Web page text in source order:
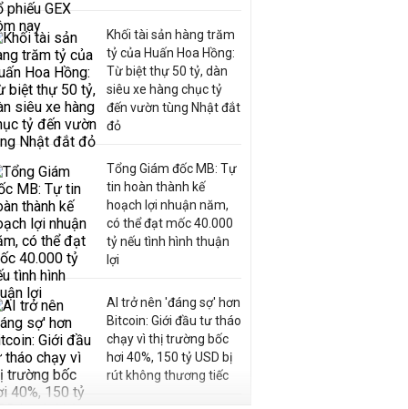
Khối tài sản hàng trăm
tỷ của Huấn Hoa Hồng:
Từ biệt thự 50 tỷ, dàn
siêu xe hàng chục tỷ
đến vườn tùng Nhật đắt
đỏ
Tổng Giám đốc MB: Tự
tin hoàn thành kế
hoạch lợi nhuận năm,
có thể đạt mốc 40.000
tỷ nếu tình hình thuận
lợi
AI trở nên 'đáng sợ' hơn
Bitcoin: Giới đầu tư tháo
chạy vì thị trường bốc
hơi 40%, 150 tỷ USD bị
rút không thương tiếc